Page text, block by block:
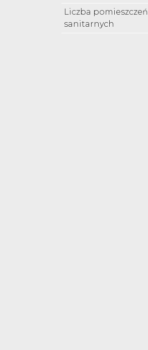
Liczba pomieszczeń
sanitarnych